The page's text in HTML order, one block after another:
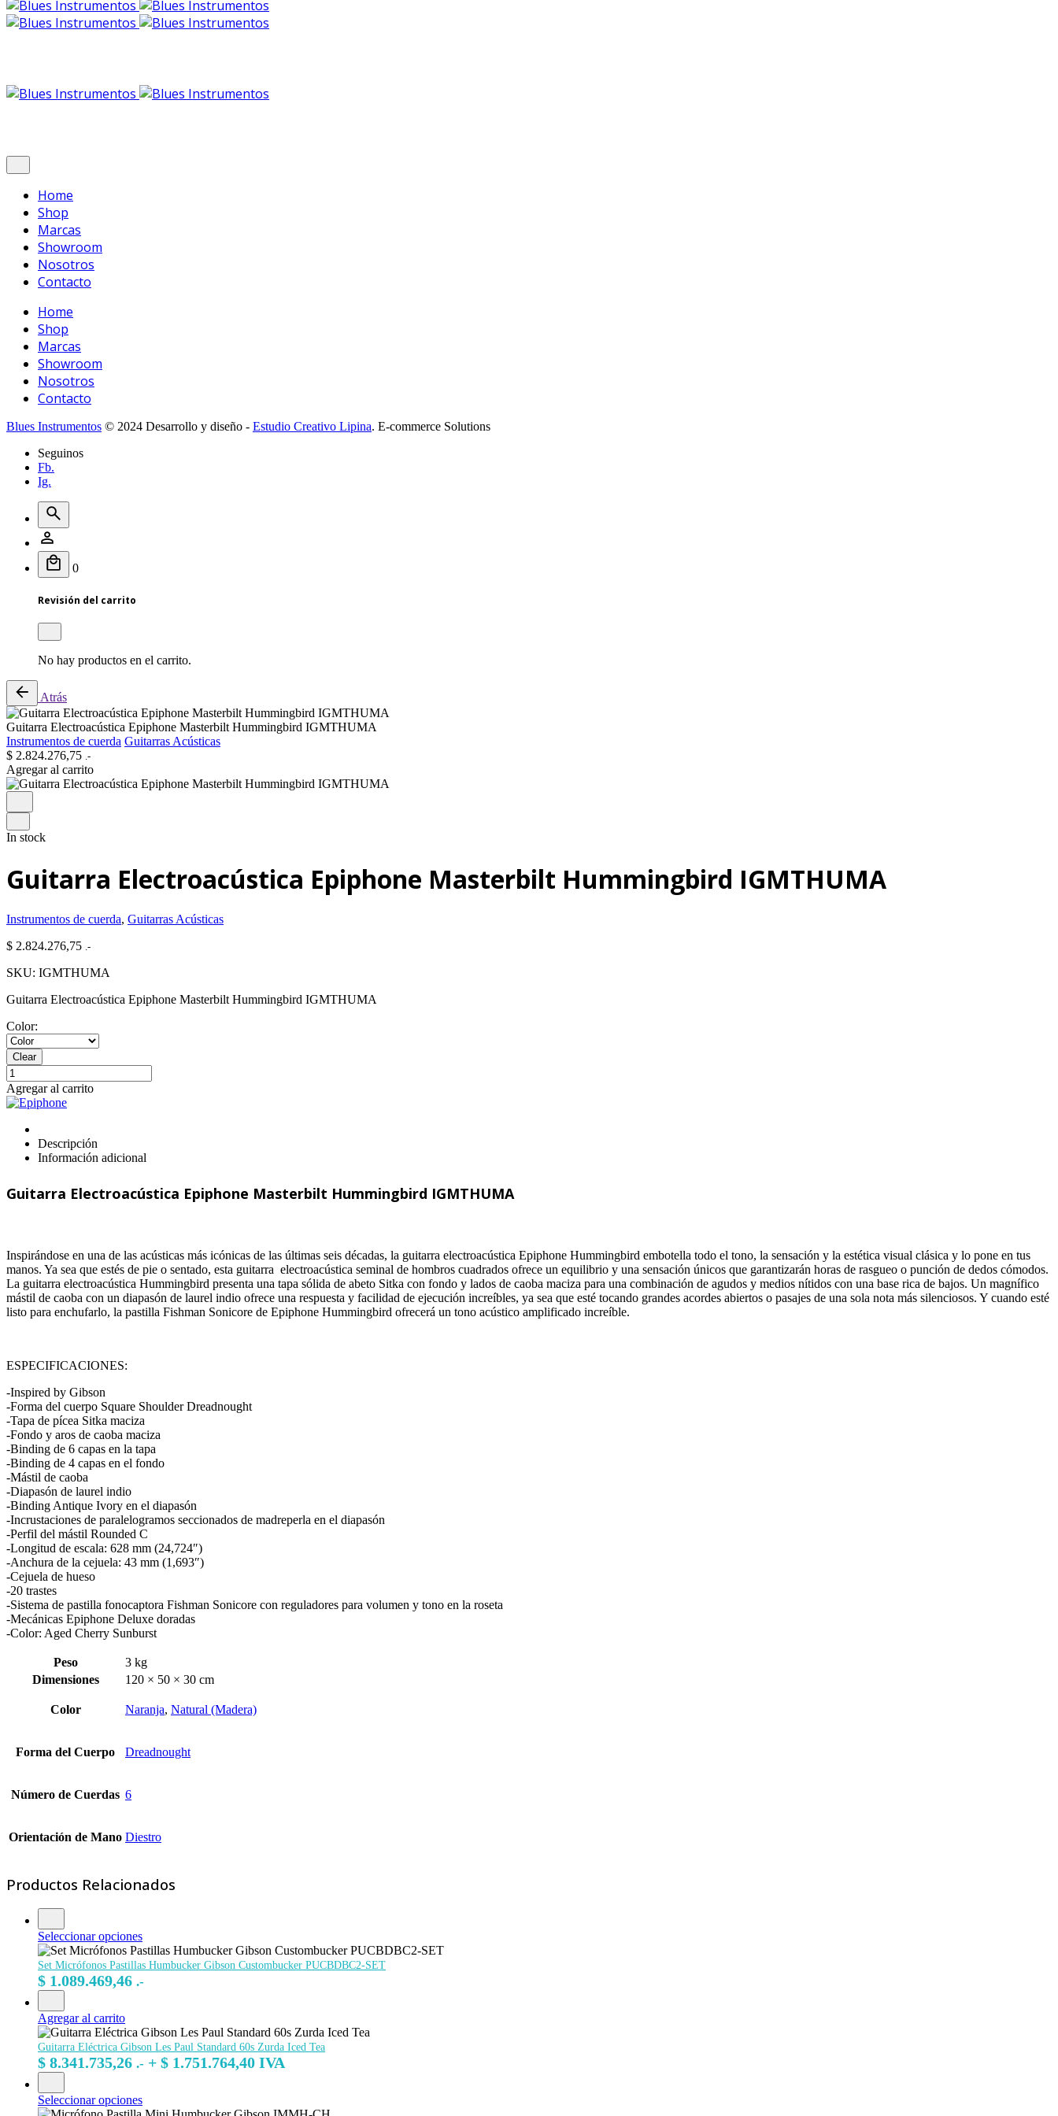
Home
Shop
Marcas
Showroom
Nosotros
Contacto
Home
Shop
Marcas
Showroom
Nosotros
Contacto
Blues Instrumentos © 2024 Desarrollo y diseño - Estudio Creativo Lipina. E-commerce Solutions
Seguinos
Fb.
Ig.
0
Revisión del carrito
No hay productos en el carrito.
Atrás
Guitarra Electroacústica Epiphone Masterbilt Hummingbird IGMTHUMA
Instrumentos de cuerda Guitarras Acústicas
$ 2.824.276,75 .-
Agregar al carrito
In stock
Guitarra Electroacústica Epiphone Masterbilt Hummingbird IGMTHUMA
Instrumentos de cuerda, Guitarras Acústicas
$ 2.824.276,75 .-
SKU: IGMTHUMA
Guitarra Electroacústica Epiphone Masterbilt Hummingbird IGMTHUMA
Color:
Clear
Guitarra
Electroacústica
Epiphone
Masterbilt
Hummingbird
IGMTHUMA
cantidad
Agregar al carrito
Descripción
Información adicional
Guitarra Electroacústica Epiphone Masterbilt Hummingbird IGMTHUMA
Inspirándose en una de las acústicas más icónicas de las últimas seis décadas, la guitarra electroacústica Epiphone Hummingbird embotella todo el tono, la sensación y la estética visual clásica y lo pone en tus
manos. Ya sea que estés de pie o sentado, esta guitarra electroacústica seminal de hombros cuadrados ofrece un equilibrio y una sensación únicos que garantizarán horas de rasgueo o punción de dedos cómodos.
La guitarra electroacústica Hummingbird presenta una tapa sólida de abeto Sitka con fondo y lados de caoba maciza para una combinación de agudos y medios nítidos con una base rica de bajos. Un magnífico
mástil de caoba con un diapasón de laurel indio ofrece una respuesta y facilidad de ejecución increíbles, ya sea que esté tocando grandes acordes abiertos o pasajes de una sola nota más silenciosos. Y cuando esté
listo para enchufarlo, la pastilla Fishman Sonicore de Epiphone Hummingbird ofrecerá un tono acústico amplificado increíble.
ESPECIFICACIONES:
-Inspired by Gibson
-Forma del cuerpo Square Shoulder Dreadnought
-Tapa de pícea Sitka maciza
-Fondo y aros de caoba maciza
-Binding de 6 capas en la tapa
-Binding de 4 capas en el fondo
-Mástil de caoba
-Diapasón de laurel indio
-Binding Antique Ivory en el diapasón
-Incrustaciones de paralelogramos seccionados de madreperla en el diapasón
-Perfil del mástil Rounded C
-Longitud de escala: 628 mm (24,724″)
-Anchura de la cejuela: 43 mm (1,693″)
-Cejuela de hueso
-20 trastes
-Sistema de pastilla fonocaptora Fishman Sonicore con reguladores para volumen y tono en la roseta
-Mecánicas Epiphone Deluxe doradas
-Color: Aged Cherry Sunburst
Peso
3 kg
Dimensiones
120 × 50 × 30 cm
Color Naranja, Natural (Madera)
Forma del Cuerpo Dreadnought
Número de Cuerdas 6
Orientación de Mano Diestro
Productos Relacionados
Seleccionar opciones
Set Micrófonos Pastillas Humbucker Gibson Custombucker PUCBDBC2-SET
$ 1.089.469,46 .-
Agregar al carrito
Guitarra Eléctrica Gibson Les Paul Standard 60s Zurda Iced Tea
$ 8.341.735,26 .- + $ 1.751.764,40 IVA
Seleccionar opciones